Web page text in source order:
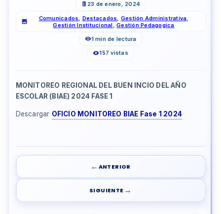
23 de enero, 2024
Comunicados Destacados Gestión Administrativa
Gestión Institucional ,Gestión Pedagogica
1 min de lectura
157 vistas
MONITOREO REGIONAL DEL BUEN INCIO DEL AÑO
ESCOLAR (BIAE) 2024 FASE 1
Descargar OFICIO MONITOREO BIAE Fase 1 2024
← ANTERIOR
SIGUIENTE →